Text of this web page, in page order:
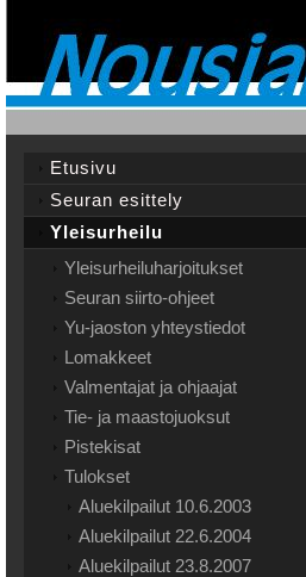
Etusivu
Seuran esittely
Yleisurheilu
Yleisurheiluharjoitukset
Seuran siirto-ohjeet
Yu-jaoston yhteystiedot
Lomakkeet
Valmentajat ja ohjaajat
Tie- ja maastojuoksut
Pistekisat
Tulokset
Aluekilpailut 10.6.2003
Aluekilpailut 22.6.2004
Aluekilpailut 23.8.2007